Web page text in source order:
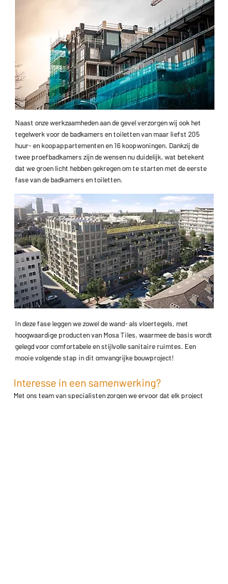
Naast onze werkzaamheden aan de gevel verzorgen wij ook het
tegelwerk voor de badkamers en toiletten van maar liefst 205
huur- en koopappartementen en 16 koopwoningen. Dankzij de
twee proefbadkamers zijn de wensen nu duidelijk, wat betekent
dat we groen licht hebben gekregen om te starten met de eerste
fase van de badkamers en toiletten.
In deze fase leggen we zowel de wand- als vloertegels, met
hoogwaardige producten van Mosa Tiles, waarmee de basis wordt
gelegd voor comfortabele en stijlvolle sanitaire ruimtes. Een
mooie volgende stap in dit omvangrijke bouwproject!
Interesse in een samenwerking?
Met ons team van specialisten zorgen we ervoor dat elk project